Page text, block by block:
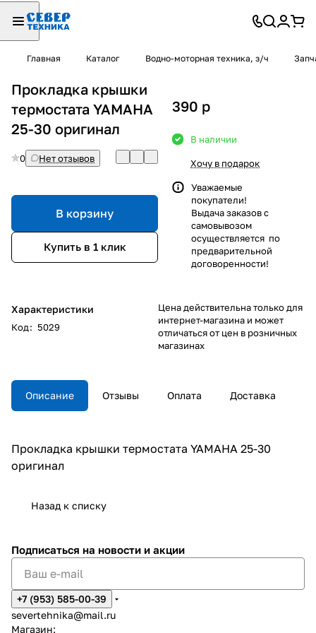
Главная Каталог Водно-моторная техника, з/ч
Прокладка крышки
термостата YAMAHA
25-30 оригинал
0 Нет отзывов
В корзину
Купить в 1 клик
Характеристики
Код: 5029
390 p
В наличии
Хочу в подарок
Уважаемые
покупатели!
Выдача заказов с
самовывозом
осуществляется по
предварительной
договоренности!
Цена действительна только для
интернет-магазина и может
отличаться от цен в розничных
магазинах
Описание Отзывы Оплата Доставка
Прокладка крышки термостата YAMAHA 25-30
оригинал
Назад к списку
Подписаться на новости и акции
+7 (953) 585-00-39
severtehnika@mail.ru
Магазин: